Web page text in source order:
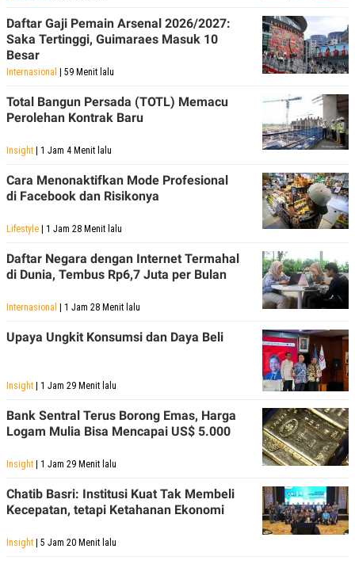
Daftar Gaji Pemain Arsenal 2026/2027:
Saka Tertinggi, Guimaraes Masuk 10
Besar
Internasional | 59 Menit lalu
Total Bangun Persada (TOTL) Memacu
Perolehan Kontrak Baru
Insight | 1 Jam 4 Menit lalu
Cara Menonaktifkan Mode Profesional
di Facebook dan Risikonya
Lifestyle | 1 Jam 28 Menit lalu
Daftar Negara dengan Internet Termahal
di Dunia, Tembus Rp6,7 Juta per Bulan
Internasional | 1 Jam 28 Menit lalu
Upaya Ungkit Konsumsi dan Daya Beli
Insight | 1 Jam 29 Menit lalu
Bank Sentral Terus Borong Emas, Harga
Logam Mulia Bisa Mencapai US$ 5.000
Insight | 1 Jam 29 Menit lalu
Chatib Basri: Institusi Kuat Tak Membeli
Kecepatan, tetapi Ketahanan Ekonomi
Insight | 5 Jam 20 Menit lalu